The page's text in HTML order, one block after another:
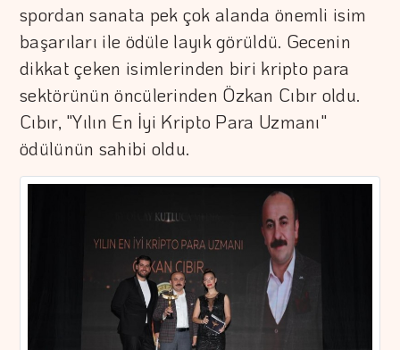
spordan sanata pek çok alanda önemli isim
başarıları ile ödüle layık görüldü. Gecenin
dikkat çeken isimlerinden biri kripto para
sektörünün öncülerinden Özkan Cıbır oldu.
Cıbır, "Yılın En İyi Kripto Para Uzmanı"
ödülünün sahibi oldu.